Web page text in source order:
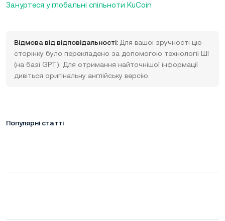
Зануртеся у глобальні спільноти KuCoin
Відмова від відповідальності: Для вашої зручності цю
сторінку було перекладено за допомогою технології ШІ
(на базі GPT). Для отримання найточнішої інформації
дивіться оригінальну англійську версію.
Популярні статті